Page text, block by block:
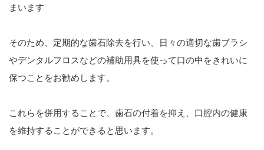
まいます
そのため、定期的な歯石除去を行い、日々の適切な歯ブラシ
やデンタルフロスなどの補助用具を使って口の中をきれいに
保つことをお勧めします。
これらを併用することで、歯石の付着を抑え、口腔内の健康
を維持することができると思います。